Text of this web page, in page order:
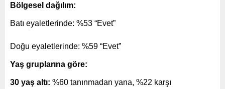
Bölgesel dağılım:
Batı eyaletlerinde: %53 “Evet”
Doğu eyaletlerinde: %59 “Evet”
Yaş gruplarına göre:
30 yaş altı: %60 tanınmadan yana, %22 karşı